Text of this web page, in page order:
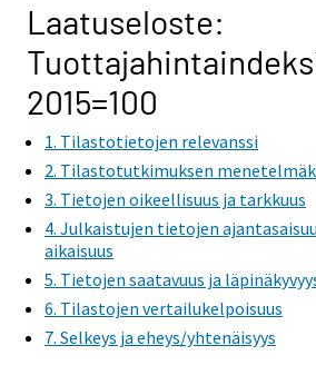
Laatuseloste:
2015=100
1. Tilastotietojen relevanssi
2. Tilastotutkimuksen
3. Tietojen oikeellisuus ja tarkkuus
4. Julkaistujen tietojen
aikaisuus
5. Tietojen saatavuus ja
6. Tilastojen vertailukelpoisuus
7. Selkeys ja eheys/yhtenäisyys